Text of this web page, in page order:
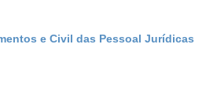
e Civil das Pessoal Jurídicas